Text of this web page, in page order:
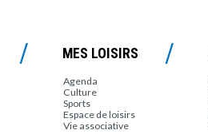
MES LOISIRS
Agenda
Culture
Sports
Espace de loisirs
Vie associative